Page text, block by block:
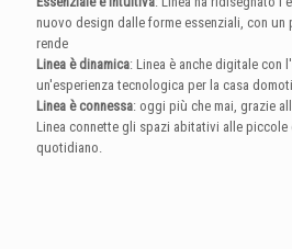
nuovo design dalle forme essenziali, con
rende
Linea è dinamica: Linea è anche digitale con
un'esperienza tecnologica per la casa
Linea è connessa: oggi più che mai, grazie
Linea connette gli spazi abitativi alle piccole
quotidiano.